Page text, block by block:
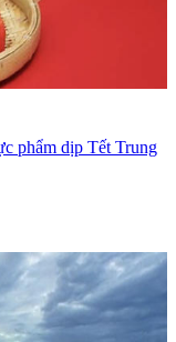
phẩm dịp Tết Trung